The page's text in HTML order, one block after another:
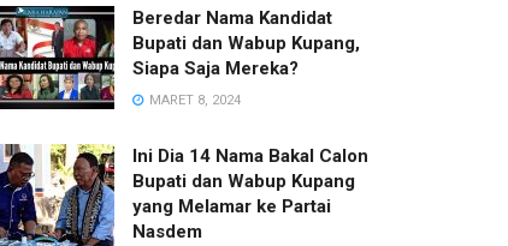
Beredar Nama Kandidat
Bupati dan Wabup Kupang,
Siapa Saja Mereka?
MARET 8, 2024
Ini Dia 14 Nama Bakal Calon
Bupati dan Wabup Kupang
yang Melamar ke Partai
Nasdem